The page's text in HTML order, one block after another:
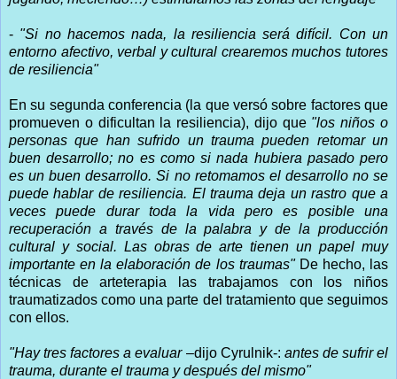
- "Si no hacemos nada, la resiliencia será difícil. Con un
entorno afectivo, verbal y cultural crearemos muchos tutores
de resiliencia"
En su segunda conferencia (la que versó sobre factores que
promueven o dificultan la resiliencia), dijo que "los niños o
personas que han sufrido un trauma pueden retomar un
buen desarrollo; no es como si nada hubiera pasado pero
es un buen desarrollo. Si no retomamos el desarrollo no se
puede hablar de resiliencia. El trauma deja un rastro que a
veces puede durar toda la vida pero es posible una
recuperación a través de la palabra y de la producción
cultural y social. Las obras de arte tienen un papel muy
importante en la elaboración de los traumas"De hecho, las
técnicas de arteterapia las trabajamos con los niños
traumatizados como una parte del tratamiento que seguimos
con ellos.
"Hay tres factores a evaluar–dijo Cyrulnik-: antes de sufrir el
trauma, durante el trauma y después del mismo"